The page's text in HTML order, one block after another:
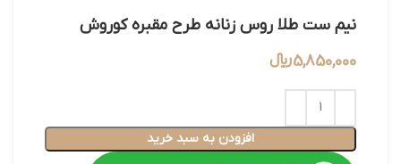
نیم ست طلا روس زنانه طرح مقبره کوروش
5,850,000﷼
افزودن به سبد خرید